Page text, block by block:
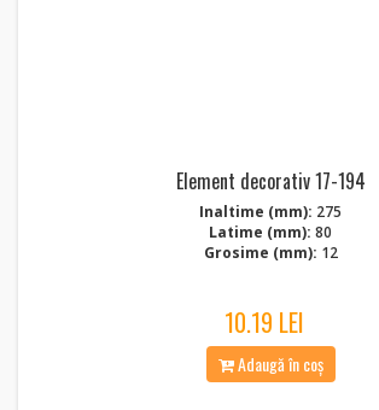
Element decorativ 17-194
Inaltime (mm): 275
Latime (mm): 80
Grosime (mm): 12
10.19 LEI
Adaugă în coș